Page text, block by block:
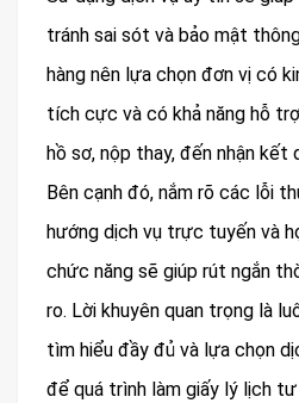
tránh sai sót và bảo mật
hàng nên lựa chọn đơn vị có
tích cực và có khả năng hỗ
hồ sơ, nộp thay, đến nhận kết
Bên cạnh đó, nắm rõ các lỗi
hướng dịch vụ trực tuyến và
chức năng sẽ giúp rút ngắn
ro. Lời khuyên quan trọng là
tìm hiểu đầy đủ và lựa chọn
để quá trình làm giấy lý lịch